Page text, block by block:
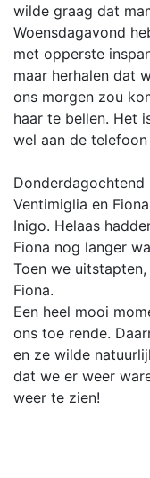
wilde graag dat
Woensdagavond
met opperste
maar herhalen dat
ons morgen zou
haar te bellen. Het
wel aan de
Ventimiglia en
Inigo. Helaas
Fiona nog langer
Toen we
Fiona.
Een heel mooi
ons toe rende.
en ze wilde
dat we er weer
weer te zien!